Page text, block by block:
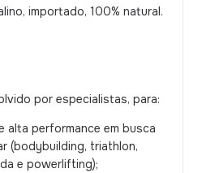
importado, 100% natural.
por especialistas, para:
alta performance em busca
(bodybuilding, triathlon,
e powerlifting);